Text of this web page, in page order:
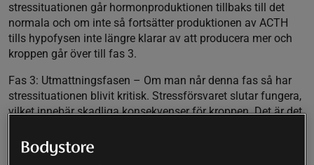
stressituationen går hormonproduktionen tillbaks till det
normala och om inte så fortsätter produktionen av ACTH
tills hypofysen inte längre klarar av att producera mer och
kroppen går över till fas 3.
Fas 3: Utmattningsfasen – Om man når denna fas så har
stressituationen blivit kritisk. Stressförsvaret slutar fungera,
vilket innebär skadliga konsekvenser för kroppen. Det är det
producera tillräckligt med energi och hormoner för att man
ska kunna fungera bra i vardagen.